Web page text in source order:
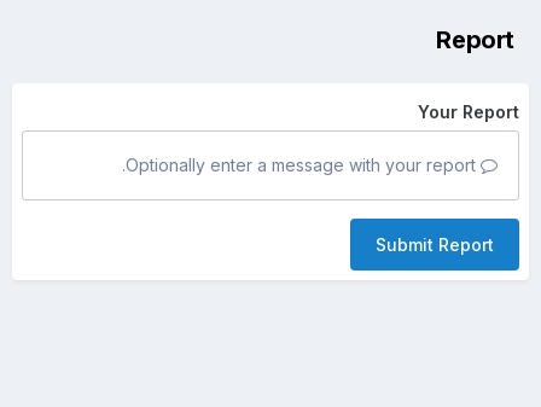
Report
Your Report
Submit Report